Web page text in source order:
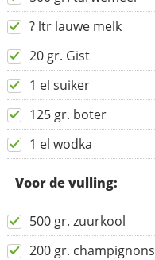
? ltr lauwe melk
20 gr. Gist
1 el suiker
125 gr. boter
1 el wodka
Voor de vulling:
500 gr. zuurkool
200 gr. champignons